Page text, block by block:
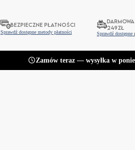
BEZPIECZNE PŁATNOŚCI
Sprawdź dostępne metody płatności
249ZŁ
Sprawdź dostępne
Zamów teraz — wysyłka w